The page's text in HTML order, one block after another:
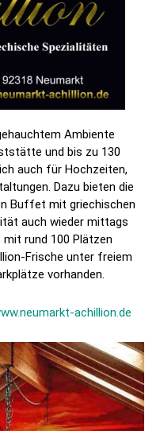
Ambiente
und bis zu 130
auch für Hochzeiten,
Dazu bieten die
Buffet mit griechischen
auch wieder mittags
rund 100 Plätzen
Frische unter freiem
vorhanden.
achillion.de